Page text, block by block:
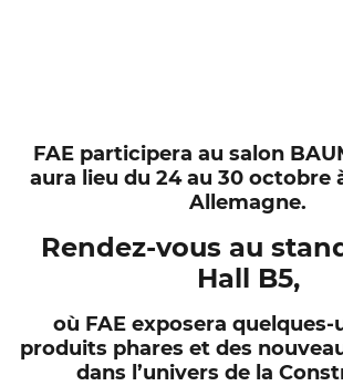
FAE participera au salon
aura lieu du 24 au 30 octobre
Allemagne.
Rendez-vous au
Hall B5,
où FAE exposera quelques-
produits phares et des
dans l’univers de la